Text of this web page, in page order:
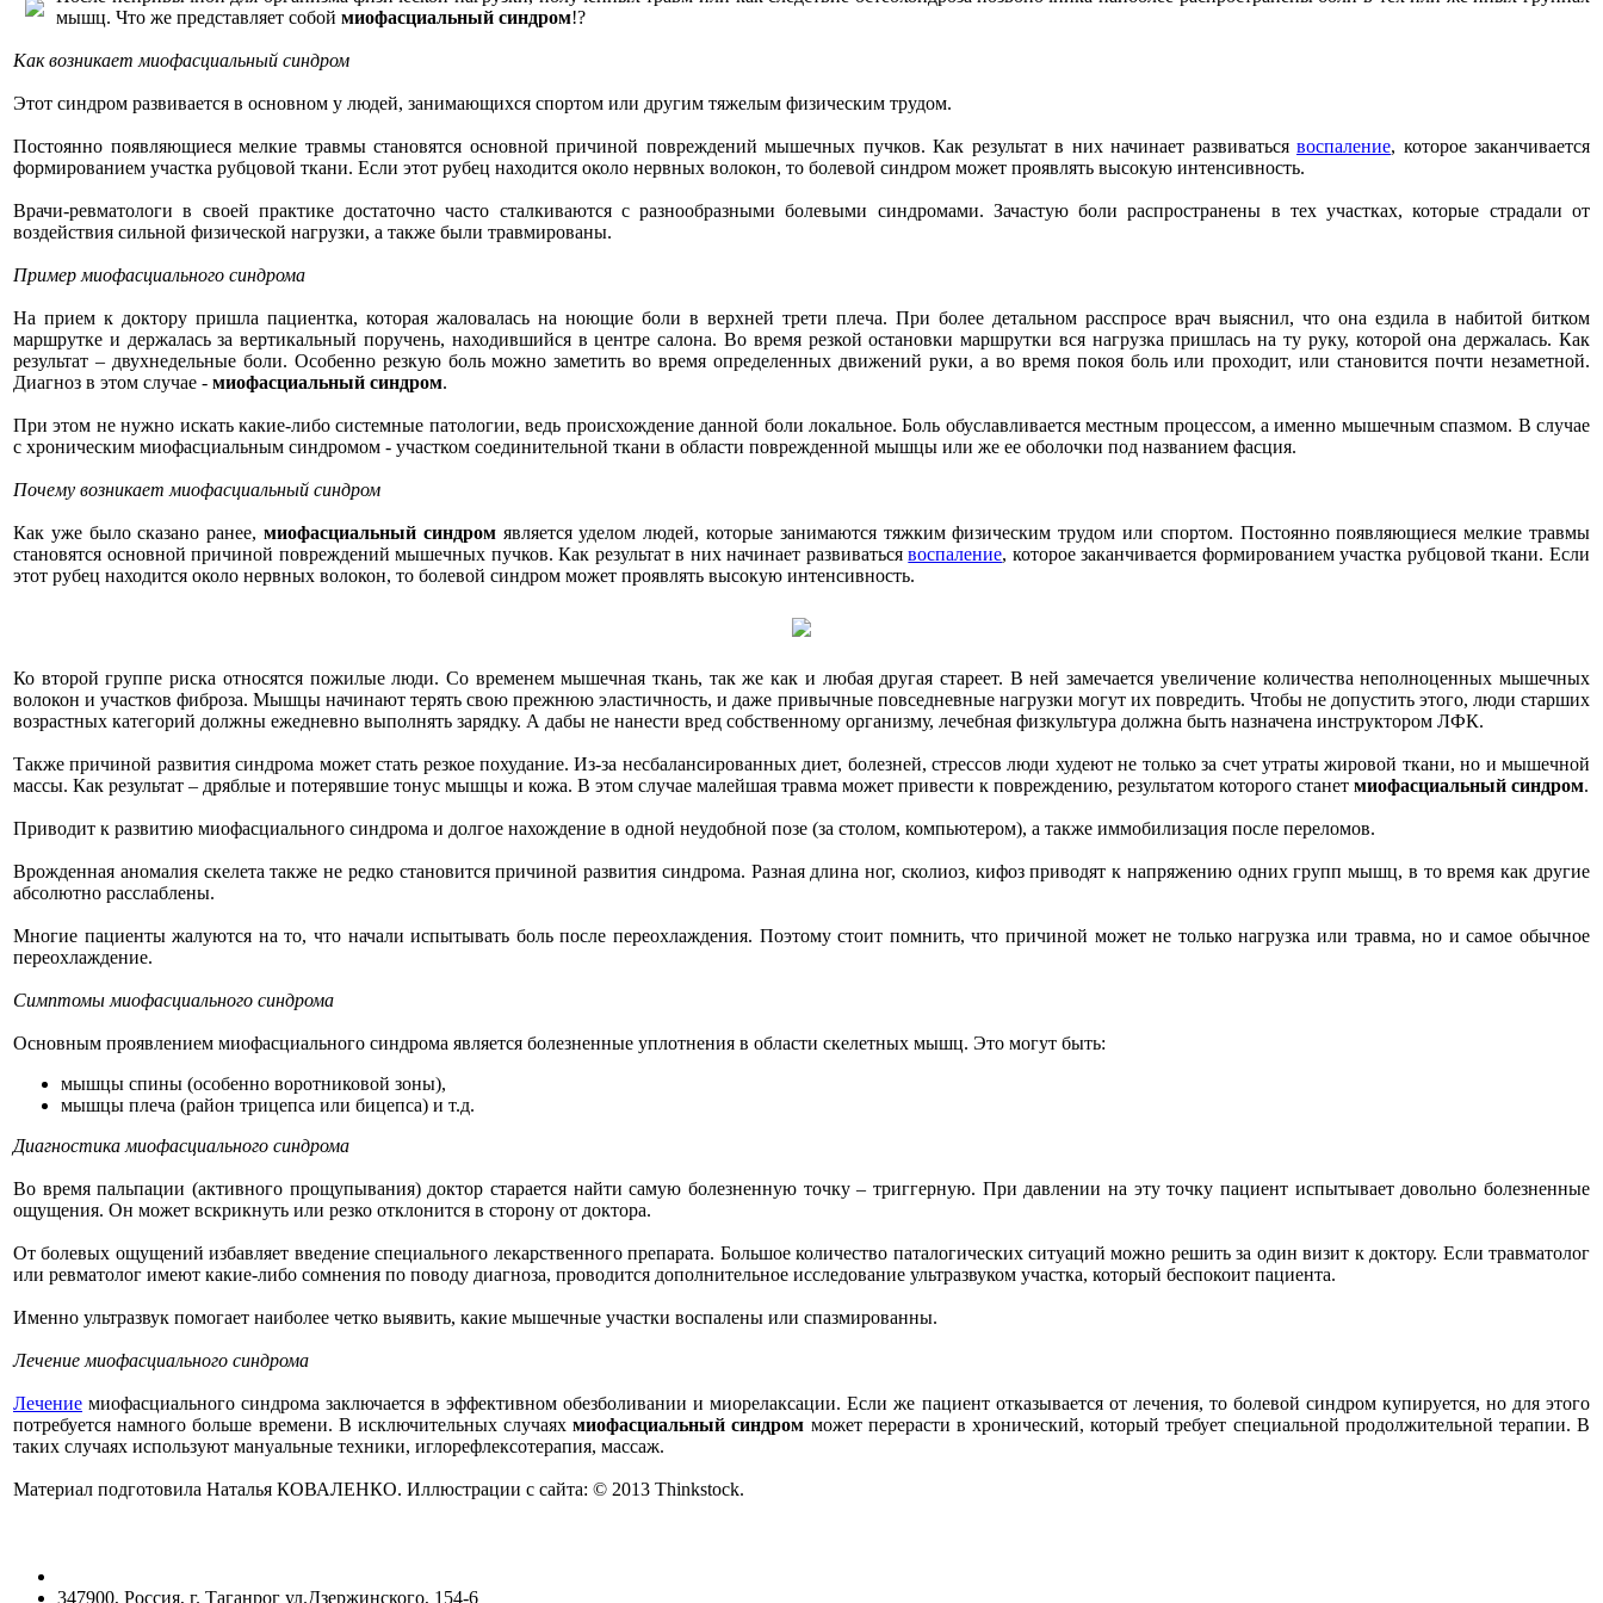
мышц. Что же представляет собой миофасциальный синдром!?
Как возникает миофасциальный синдром
Этот синдром развивается в основном у людей, занимающихся спортом или другим тяжелым физическим трудом.
Постоянно появляющиеся мелкие травмы становятся основной причиной повреждений мышечных пучков. Как результат в них начинает развиваться воспаление, которое заканчивается
формированием участка рубцовой ткани. Если этот рубец находится около нервных волокон, то болевой синдром может проявлять высокую интенсивность.
Врачи-ревматологи в своей практике достаточно часто сталкиваются с разнообразными болевыми синдромами. Зачастую боли распространены в тех участках, которые страдали от
воздействия сильной физической нагрузки, а также были травмированы.
Пример миофасциального синдрома
На прием к доктору пришла пациентка, которая жаловалась на ноющие боли в верхней трети плеча. При более детальном расспросе врач выяснил, что она ездила в набитой битком
маршрутке и держалась за вертикальный поручень, находившийся в центре салона. Во время резкой остановки маршрутки вся нагрузка пришлась на ту руку, которой она держалась. Как
результат – двухнедельные боли. Особенно резкую боль можно заметить во время определенных движений руки, а во время покоя боль или проходит, или становится почти незаметной.
Диагноз в этом случае - миофасциальный синдром.
При этом не нужно искать какие-либо системные патологии, ведь происхождение данной боли локальное. Боль обуславливается местным процессом, а именно мышечным спазмом. В случае
с хроническим миофасциальным синдромом - участком соединительной ткани в области поврежденной мышцы или же ее оболочки под названием фасция.
Почему возникает миофасциальный синдром
Как уже было сказано ранее, миофасциальный синдромявляется уделом людей, которые занимаются тяжким физическим трудом или спортом. Постоянно появляющиеся мелкие травмы
становятся основной причиной повреждений мышечных пучков. Как результат в них начинает развиватьсявоспаление, которое заканчивается формированием участка рубцовой ткани. Если
этот рубец находится около нервных волокон, то болевой синдром может проявлять высокую интенсивность.
Ко второй группе риска относятся пожилые люди. Со временем мышечная ткань, так же как и любая другая стареет. В ней замечается увеличение количества неполноценных мышечных
волокон и участков фиброза. Мышцы начинают терять свою прежнюю эластичность, и даже привычные повседневные нагрузки могут их повредить. Чтобы не допустить этого, люди старших
возрастных категорий должны ежедневно выполнять зарядку. А дабы не нанести вред собственному организму, лечебная физкультура должна быть назначена инструктором ЛФК.
Также причиной развития синдрома может стать резкое похудание. Из-за несбалансированных диет, болезней, стрессов люди худеют не только за счет утраты жировой ткани, но и мышечной
массы. Как результат – дряблые и потерявшие тонус мышцы и кожа. В этом случае малейшая травма может привести к повреждению, результатом которого станет миофасциальный синдром.
Приводит к развитию миофасциального синдрома и долгое нахождение в одной неудобной позе (за столом, компьютером), а также иммобилизация после переломов.
Врожденная аномалия скелета также не редко становится причиной развития синдрома. Разная длина ног, сколиоз, кифоз приводят к напряжению одних групп мышц, в то время как другие
абсолютно расслаблены.
Многие пациенты жалуются на то, что начали испытывать боль после переохлаждения. Поэтому стоит помнить, что причиной может не только нагрузка или травма, но и самое обычное
переохлаждение.
Симптомы миофасциального синдрома
Основным проявлением миофасциального синдрома является болезненные уплотнения в области скелетных мышц. Это могут быть:
мышцы спины (особенно воротниковой зоны),
мышцы плеча (район трицепса или бицепса) и т.д.
Диагностика миофасциального синдрома
Во время пальпации (активного прощупывания) доктор старается найти самую болезненную точку – триггерную. При давлении на эту точку пациент испытывает довольно болезненные
ощущения. Он может вскрикнуть или резко отклонится в сторону от доктора.
От болевых ощущений избавляет введение специального лекарственного препарата. Большое количество паталогических ситуаций можно решить за один визит к доктору. Если травматолог
или ревматолог имеют какие-либо сомнения по поводу диагноза, проводится дополнительное исследование ультразвуком участка, который беспокоит пациента.
Именно ультразвук помогает наиболее четко выявить, какие мышечные участки воспалены или спазмированны.
Лечение миофасциального синдрома
Лечение миофасциального синдрома заключается в эффективном обезболивании и миорелаксации. Если же пациент отказывается от лечения, то болевой синдром купируется, но для этого
потребуется намного больше времени. В исключительных случаяхмиофасциальный синдром может перерасти в хронический, который требует специальной продолжительной терапии. В
таких случаях используют мануальные техники, иглорефлексотерапия, массаж.
Материал подготовила Наталья КОВАЛЕНКО. Иллюстрации с сайта: © 2013 Thinkstock.
347900, Россия, г. Таганрог ул.Дзержинского, 154-6